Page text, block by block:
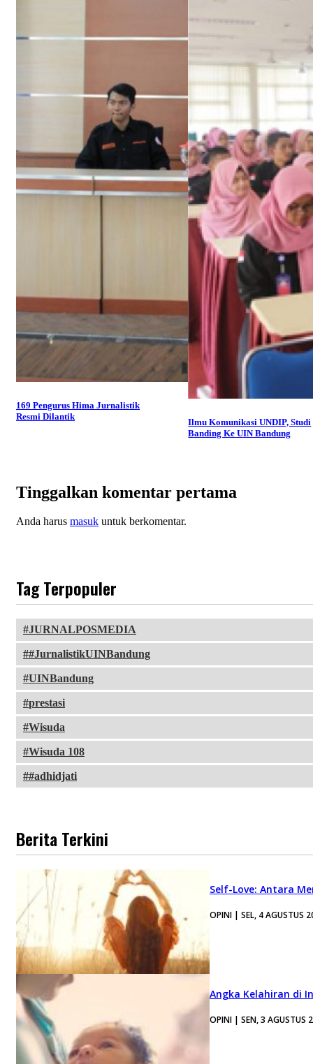
169 Pengurus Hima Jurnalistik
Resmi Dilantik
Ilmu Komunikasi UNDIP, Studi
Banding Ke UIN Bandung
Tinggalkan komentar pertama
Anda harus masuk untuk berkomentar.
Tag Terpopuler
JURNALPOSMEDIA
#JurnalistikUINBandung
UINBandung
prestasi
Wisuda
Wisuda 108
#adhidjati
Berita Terkini
Self-Love: Antara
OPINI | SEL, 4 AGUSTUS
Angka Kelahiran di
OPINI | SEN, 3 AGUSTUS